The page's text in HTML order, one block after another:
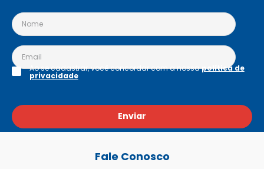
Enviar
Ao se cadastrar, você concordar com a nossapolítica de
privacidade
Fale Conosco